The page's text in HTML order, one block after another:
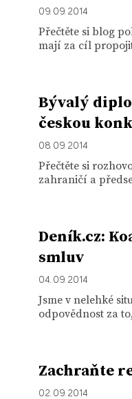
09. 09. 2014
Přečtěte si blog
mají za cíl
Bývalý
českou
08. 09. 2014
Přečtěte si
zahraničí a
Deník.cz:
smluv
04. 09. 2014
Jsme v nelehké
odpovědnost za
Zachraňte
02. 09. 2014